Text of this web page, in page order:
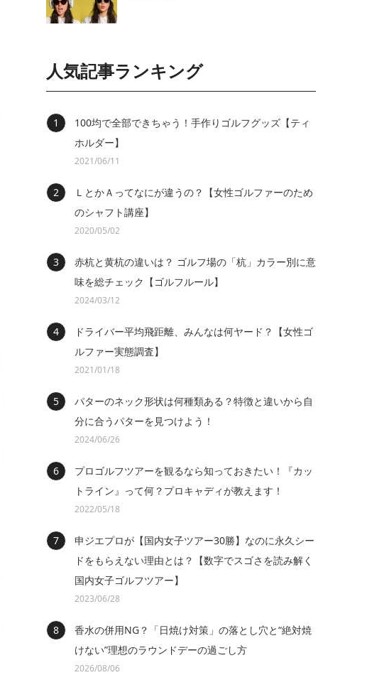
人気記事ランキング
100均で全部できちゃう！手作りゴルフグッズ【ティ
ホルダー】
2021/06/11
ＬとかＡってなにが違うの？【女性ゴルファーのため
のシャフト講座】
2020/05/02
赤杭と黄杭の違いは？ ゴルフ場の「杭」カラー別に意
味を総チェック【ゴルフルール】
2024/03/12
ドライバー平均飛距離、みんなは何ヤード？【女性ゴ
ルファー実態調査】
2021/01/18
パターのネック形状は何種類ある？特徴と違いから自
分に合うパターを見つけよう！
2024/06/26
プロゴルフツアーを観るなら知っておきたい！『カッ
トライン』って何？プロキャディが教えます！
2022/05/18
申ジエプロが【国内女子ツアー30勝】なのに永久シー
ドをもらえない理由とは？【数字でスゴさを読み解く
国内女子ゴルフツアー】
2023/06/28
香水の併用NG？「日焼け対策」の落とし穴と“絶対焼
けない”理想のラウンドデーの過ごし方
2026/08/06